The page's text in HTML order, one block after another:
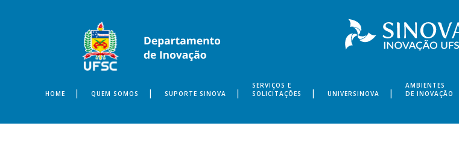
HOME QUEM SOMOS SUPORTE SINOVA
SERVIÇOS E
SOLICITAÇÕES
UNIVERSINOVA
AMBIENTES
DE INOVAÇÃO